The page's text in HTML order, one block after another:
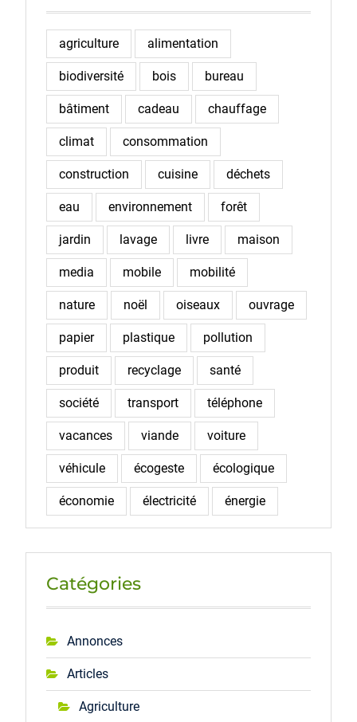
agriculture alimentation
biodiversité bois bureau
bâtiment cadeau chauffage
climat consommation
construction cuisine déchets
eau environnement forêt
jardin lavage livre maison
media mobile mobilité
nature noël oiseaux ouvrage
papier plastique pollution
produit recyclage santé
société transport téléphone
vacances viande voiture
véhicule écogeste écologique
économie électricité énergie
Catégories
Annonces
Articles
Agriculture